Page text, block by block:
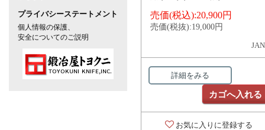
売価(税込):20,900円
売価(税抜):19,000円
詳細をみる
カゴへ入れる
お気に入りに登録する
プライバシーステートメント
個人情報の保護、
安全についてのご説明